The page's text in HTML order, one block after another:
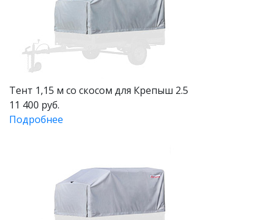
Тент 1,15 м со скосом для Крепыш 2.5
11 400 руб.
Подробнее